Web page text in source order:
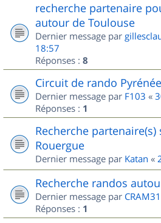
recherche partenaire
autour de Toulouse
Dernier message par
18:57
Réponses : 8
Circuit de rando
Dernier message par F103 «
Réponses : 1
Recherche
Rouergue
Dernier message par Katan «
Recherche randos
Dernier message par CRAM31
Réponses : 1